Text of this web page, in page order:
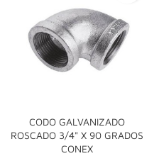
CODO GALVANIZADO
ROSCADO 3/4" X 90 GRADOS
CONEX